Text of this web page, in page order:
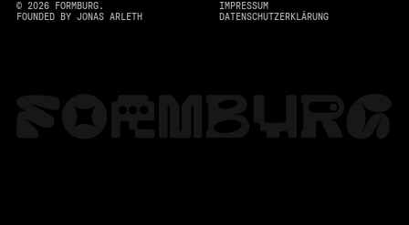
© 2026FORMBURG.
FOUNDED BY JONAS ARLETH
IMPRESSUM
DATENSCHUTZERKLÄRUNG